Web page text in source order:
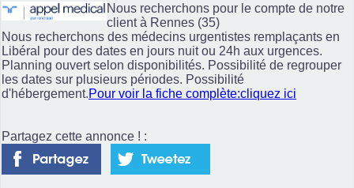
Nous recherchons pour le compte de notre
client à Rennes (35)
Nous recherchons des médecins urgentistes remplaçants en
Libéral pour des dates en jours nuit ou 24h aux urgences.
Planning ouvert selon disponibilités. Possibilité de regrouper
les dates sur plusieurs périodes. Possibilité
d'hébergement.Pour voir la fiche complète:cliquez ici
Partagez cette annonce ! :